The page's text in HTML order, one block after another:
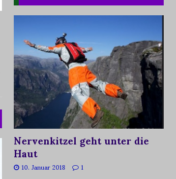
Nervenkitzel geht unter die
Haut
10. Januar 2018 1